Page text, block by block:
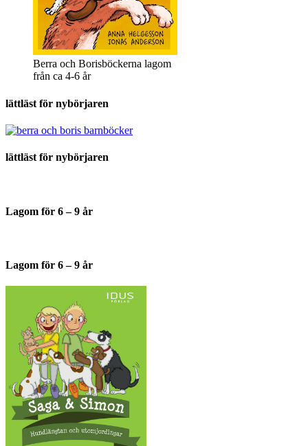
Berra och Borisböckerna lagom
från ca 4-6 år
lättläst för nybörjaren
lättläst för nybörjaren
Lagom för 6 – 9 år
Lagom för 6 – 9 år